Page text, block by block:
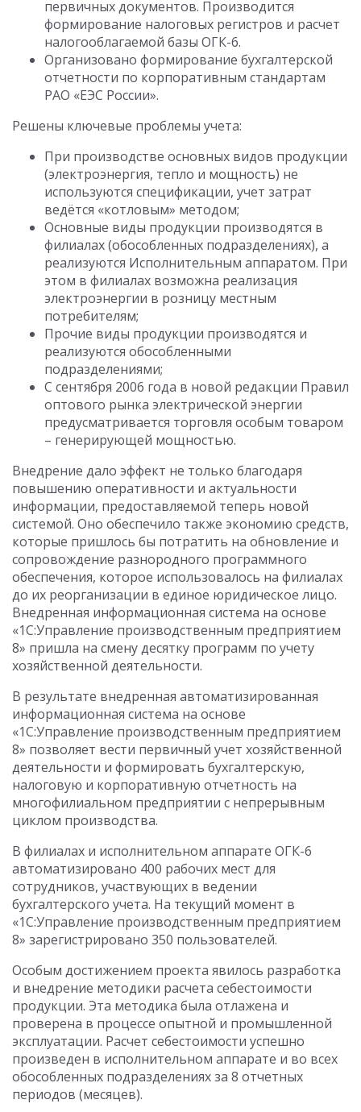
первичных документов. Производится
формирование налоговых регистров и расчет
налогооблагаемой базы ОГК-6.
Организовано формирование бухгалтерской
отчетности по корпоративным стандартам
РАО «ЕЭС России».
Решены ключевые проблемы учета:
При производстве основных видов продукции
(электроэнергия, тепло и мощность) не
используются спецификации, учет затрат
ведётся «котловым» методом;
Основные виды продукции производятся в
филиалах (обособленных подразделениях), а
реализуются Исполнительным аппаратом. При
этом в филиалах возможна реализация
электроэнергии в розницу местным
потребителям;
Прочие виды продукции производятся и
реализуются обособленными
подразделениями;
С сентября 2006 года в новой редакции Правил
оптового рынка электрической энергии
предусматривается торговля особым товаром
– генерирующей мощностью.
Внедрение дало эффект не только благодаря
повышению оперативности и актуальности
информации, предоставляемой теперь новой
системой. Оно обеспечило также экономию средств,
которые пришлось бы потратить на обновление и
сопровождение разнородного программного
обеспечения, которое использовалось на филиалах
до их реорганизации в единое юридическое лицо.
Внедренная информационная система на основе
«1С:Управление производственным предприятием
8» пришла на смену десятку программ по учету
хозяйственной деятельности.
В результате внедренная автоматизированная
информационная система на основе
«1С:Управление производственным предприятием
8» позволяет вести первичный учет хозяйственной
деятельности и формировать бухгалтерскую,
налоговую и корпоративную отчетность на
многофилиальном предприятии с непрерывным
циклом производства.
В филиалах и исполнительном аппарате ОГК-6
автоматизировано 400 рабочих мест для
сотрудников, участвующих в ведении
бухгалтерского учета. На текущий момент в
«1С:Управление производственным предприятием
8» зарегистрировано 350 пользователей.
Особым достижением проекта явилось разработка
и внедрение методики расчета себестоимости
продукции. Эта методика была отлажена и
проверена в процессе опытной и промышленной
эксплуатации. Расчет себестоимости успешно
произведен в исполнительном аппарате и во всех
обособленных подразделениях за 8 отчетных
периодов (месяцев).